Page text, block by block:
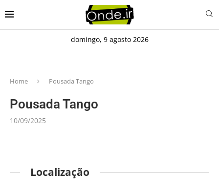
domingo, 9 agosto 2026
Home Pousada Tango
Pousada Tango
10/09/2025
Localização